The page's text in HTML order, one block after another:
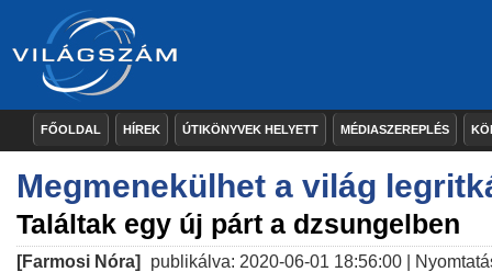
FŐOLDAL HÍREK ÚTIKÖNYVEK HELYETT MÉDIASZEREPLÉS
Megmenekülhet a világ
Találtak egy új párt a dzsungelben
[Farmosi Nóra] publikálva: 2020-06-01 18:56:00 |